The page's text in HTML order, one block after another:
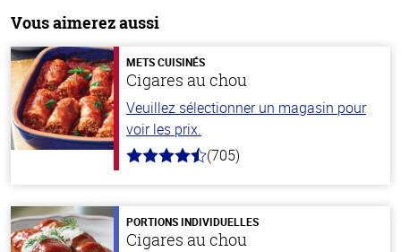
Vous aimerez aussi
METS CUISINÉS
Cigares au chou
Veuillez sélectionner un magasin pour
voir les prix.
4.6
stars
(705)
PORTIONS INDIVIDUELLES
Cigares au chou